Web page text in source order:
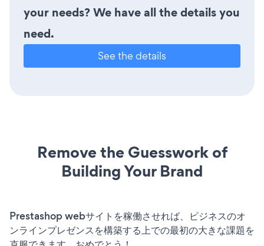
your needs? We have all the details you
need.
See the details
Remove the Guesswork of
Building Your Brand
Prestashop webサイトを稼働させれば、ビジネスのオ
ンラインプレゼンスを構築する上での最初の大きな課題を